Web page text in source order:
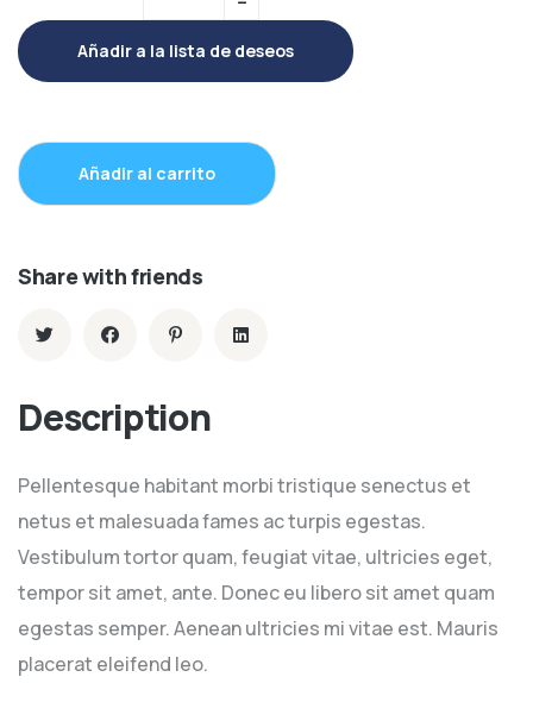
Añadir a la lista de deseos
Añadir al carrito
Share with friends
Description
Pellentesque habitant morbi tristique senectus et
netus et malesuada fames ac turpis egestas.
Vestibulum tortor quam, feugiat vitae, ultricies eget,
tempor sit amet, ante. Donec eu libero sit amet quam
egestas semper. Aenean ultricies mi vitae est. Mauris
placerat eleifend leo.